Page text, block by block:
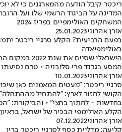
המדינה על הביגוד הרשמי שלו ועל
המשחקים האולימפיים בפריז 2024
אורן אהרוני25.01.2023
בפעם הרביעית? הקלע סרגיי ריכטר
באולימפיאדה
הישראלי שסיים
המסע בגרנד פרי סלובניה • טרם
אורן אהרוני10.01.2023
סרגיי ריכטר: "מעטים המאמנים כאן
הקושי לחזור לארץ: "להתחיל
בחדשות - לחתוך בחצי" • והביקורת:
הקלע האולימפי הבכיר של ישראל,
אורן אהרוני07.12.2022
קליעה: מדליית כסף לסרגיי ריכטר בריו